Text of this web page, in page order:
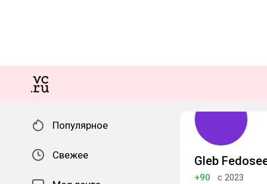
Популярное
Свежее Gleb
+90 с 2023